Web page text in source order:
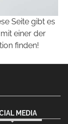
Seite gibt es
einer der
finden!
MEDIA